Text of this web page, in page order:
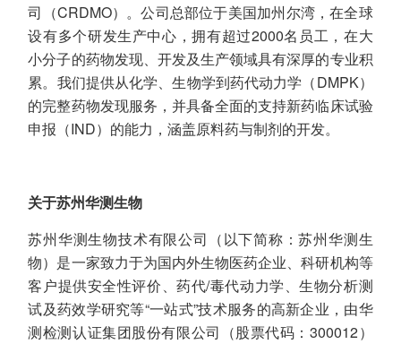
司（CRDMO）。公司总部位于美国加州尔湾，在全球
设有多个研发生产中心，拥有超过2000名员工，在大
小分子的药物发现、开发及生产领域具有深厚的专业积
累。我们提供从化学、生物学到药代动力学（DMPK）
的完整药物发现服务，并具备全面的支持新药临床试验
申报（IND）的能力，涵盖原料药与制剂的开发。
关于苏州华测生物
苏州华测生物技术有限公司（以下简称：苏州华测生
物）是一家致力于为国内外生物医药企业、科研机构等
客户提供安全性评价、药代/毒代动力学、生物分析测
试及药效学研究等“一站式”技术服务的高新企业，由华
测检测认证集团股份有限公司（股票代码：300012）